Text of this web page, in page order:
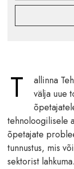
T
allinna
välja uue
tehnoloogilisele
õpetajate
tunnustus, mis
sektorist lahkuma.